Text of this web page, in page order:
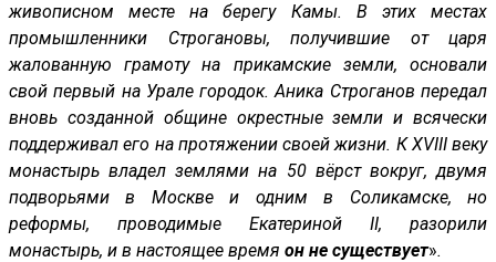
живописном месте на берегу Камы. В этих местах
промышленники Строгановы, получившие от царя
жалованную грамоту на прикамские земли, основали
свой первый на Урале городок. Аника Строганов передал
вновь созданной общине окрестные земли и всячески
поддерживал его на протяжении своей жизни. К XVIII веку
монастырь владел землями на 50 вёрст вокруг, двумя
подворьями в Москве и одним в Соликамске, но
реформы, проводимые Екатериной II, разорили
монастырь, и в настоящее время он не существует».